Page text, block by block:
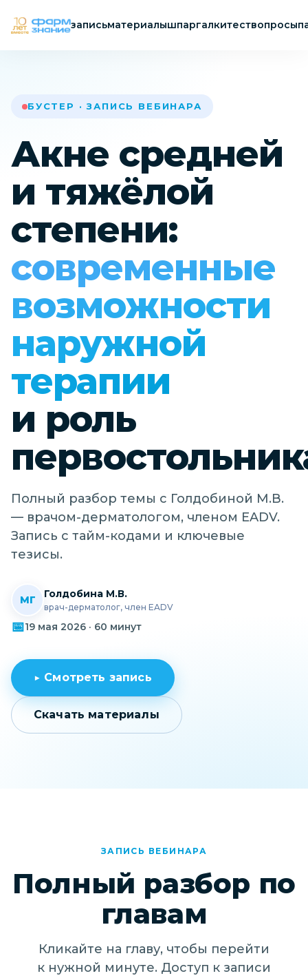
записьматериалышпаргалкитествопросы
БУСТЕР · ЗАПИСЬ ВЕБИНАРА
Акне средней
и тяжёлой
степени:
современные
возможности
наружной
терапии
и роль
Полный разбор темы с Голдобиной М.В.
— врачом-дерматологом, членом EADV.
Запись с тайм-кодами и ключевые
тезисы.
МГ Голдобина М.В.
врач-дерматолог, член EADV
📅19 мая 2026 · 60 минут
▶ Смотреть запись
Скачать материалы
ЗАПИСЬ ВЕБИНАРА
Полный разбор по
главам
Кликайте на главу, чтобы перейти
к нужной минуте. Доступ к записи